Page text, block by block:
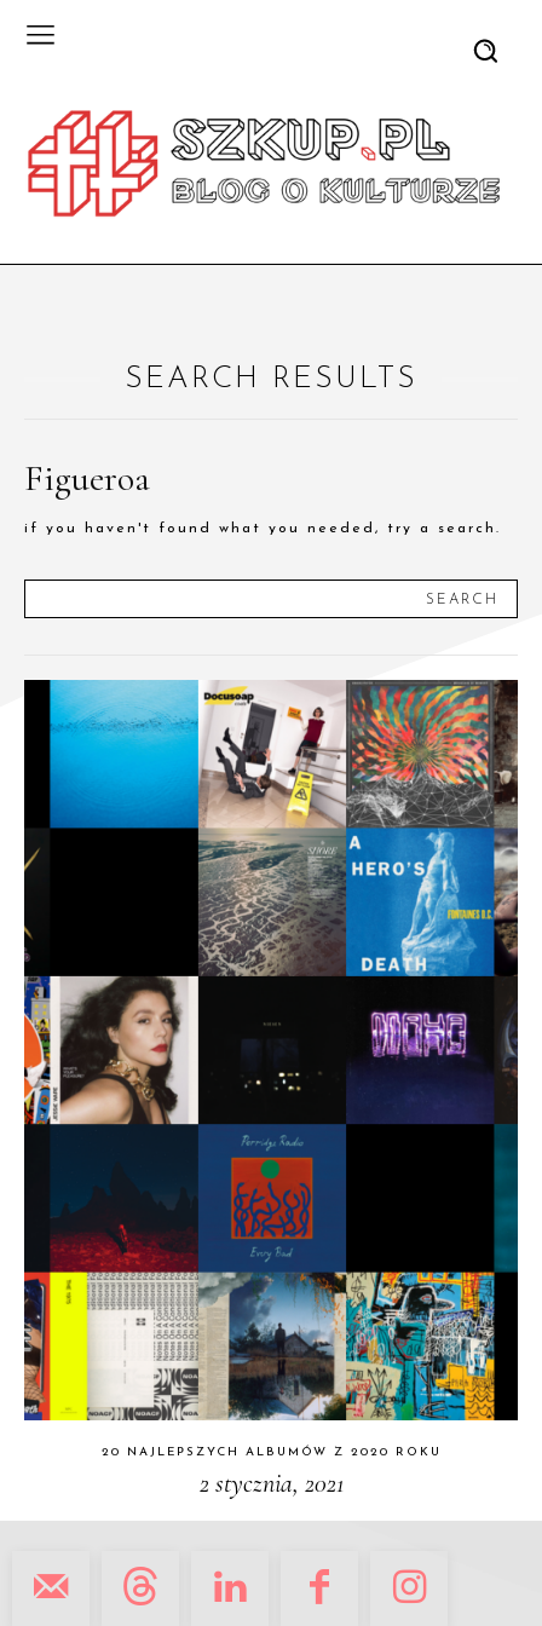
SEARCH RESULTS
Figueroa
if you haven't found what you needed, try a search.
SEARCH
20 NAJLEPSZYCH ALBUMÓW Z 2020 ROKU
2 stycznia, 2021